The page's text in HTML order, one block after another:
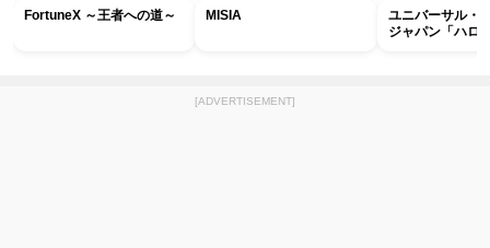
FortuneX ～王者への道～ MISIA
ユニバーサル・
ジャパン「ハロ
[ADVERTISEMENT]